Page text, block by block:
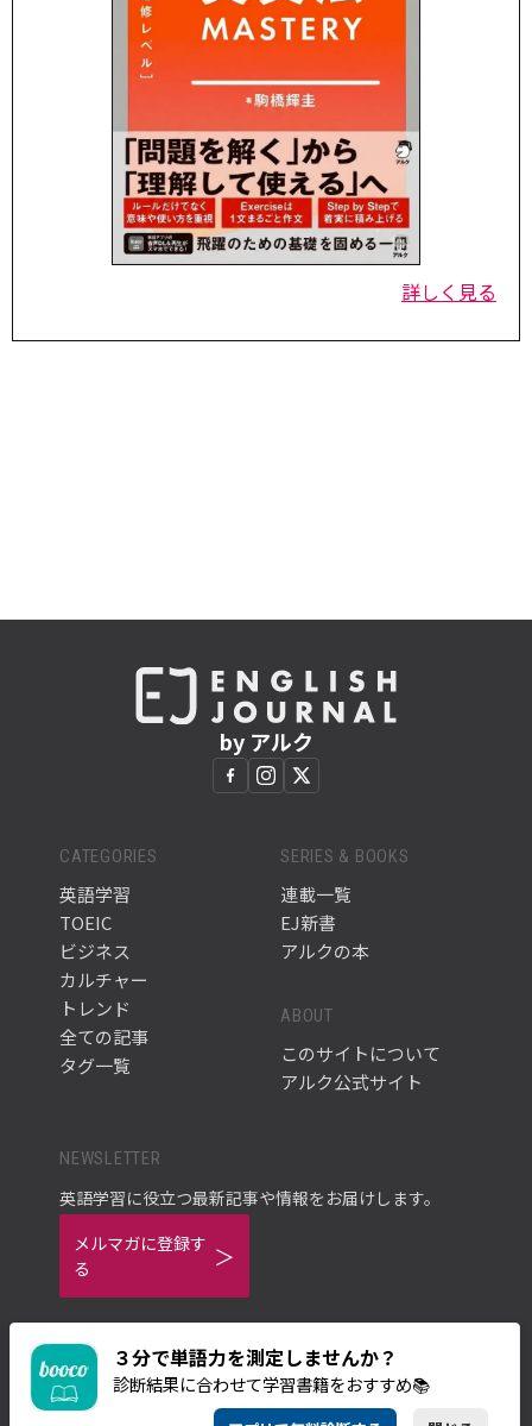
詳しく見る
３分で単語力を測定しませんか？
診断結果に合わせて学習書籍をおすすめ📚
by アルク
CATEGORIES
英語学習
TOEIC
ビジネス
カルチャー
トレンド
全ての記事
タグ一覧
SERIES & BOOKS
連載一覧
EJ新書
アルクの本
ABOUT
このサイトについて
アルク公式サイト
NEWSLETTER
英語学習に役立つ最新記事や情報をお届けします。
メルマガに登録す
る
ご利用規約 プライバシーポリシー